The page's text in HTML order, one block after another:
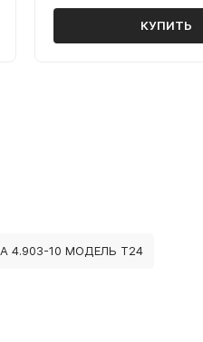
КУПИТЬ
4.903-10 МОДЕЛЬ Т24